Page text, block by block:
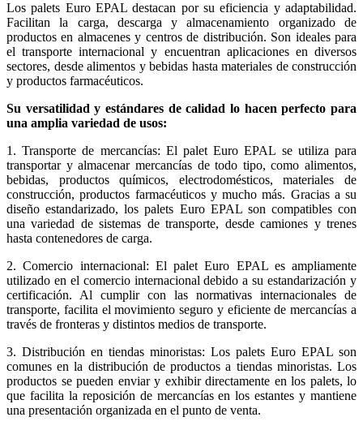
Los palets Euro EPAL destacan por su eficiencia y adaptabilidad.
Facilitan la carga, descarga y almacenamiento organizado de
productos en almacenes y centros de distribución. Son ideales para
el transporte internacional y encuentran aplicaciones en diversos
sectores, desde alimentos y bebidas hasta materiales de construcción
y productos farmacéuticos.
Su versatilidad y estándares de calidad lo hacen perfecto para
una amplia variedad de usos:
1. Transporte de mercancías: El palet Euro EPAL se utiliza para
transportar y almacenar mercancías de todo tipo, como alimentos,
bebidas, productos químicos, electrodomésticos, materiales de
construcción, productos farmacéuticos y mucho más. Gracias a su
diseño estandarizado, los palets Euro EPAL son compatibles con
una variedad de sistemas de transporte, desde camiones y trenes
hasta contenedores de carga.
2. Comercio internacional: El palet Euro EPAL es ampliamente
utilizado en el comercio internacional debido a su estandarización y
certificación. Al cumplir con las normativas internacionales de
transporte, facilita el movimiento seguro y eficiente de mercancías a
través de fronteras y distintos medios de transporte.
3. Distribución en tiendas minoristas: Los palets Euro EPAL son
comunes en la distribución de productos a tiendas minoristas. Los
productos se pueden enviar y exhibir directamente en los palets, lo
que facilita la reposición de mercancías en los estantes y mantiene
una presentación organizada en el punto de venta.